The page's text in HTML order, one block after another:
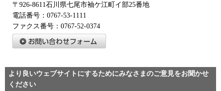
〒926-8611石川県七尾市袖ケ江町イ部25番地
電話番号：0767-53-1111
ファクス番号：0767-52-0374
より良いウェブサイトにするためにみなさまのご意見をお聞かせ
ください